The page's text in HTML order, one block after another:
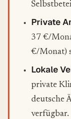
Private
37 €/
€/Monat)
Lokale
private
deutsche
verfügbar.